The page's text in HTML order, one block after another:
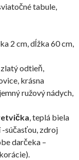
tabule,
2 cm, dĺžka 60 cm,
odtieň,
krásna
ružový nádych,
, teplá biela
-súčasťou, zdroj
darčeka –